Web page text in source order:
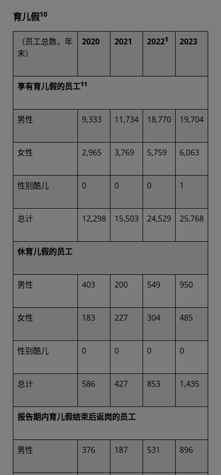
育儿假10
（员工总数，年
末）
2020 2021 20221 2023
享有育儿假的员工11
男性 9,333 11,734 18,770 19,704
女性 2,965 3,769 5,759 6,063
性别酷儿 0 0 0 1
总计 12,298 15,503 24,529 25,768
休育儿假的员工
男性 403 200 549 950
女性 183 227 304 485
性别酷儿 0 0 0 0
总计 586 427 853 1,435
报告期内育儿假结束后返岗的员工
男性 376 187 531 896